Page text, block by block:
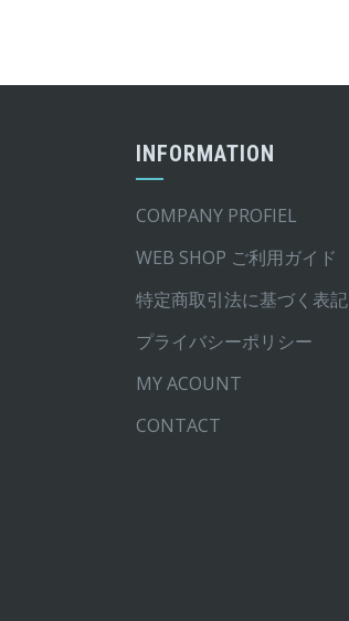
ー
ョ
ン
あ
り
ま
オ
INFORMATION
COMPANY PROFIEL
WEB SHOP ご利用ガイド
特定商取引法に基づく表記
プライバシーポリシー
MY ACOUNT
CONTACT